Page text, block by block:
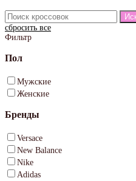
сбросить все
Фильтр
Пол
Мужские
Женские
Бренды
Versace
New Balance
Nike
Adidas